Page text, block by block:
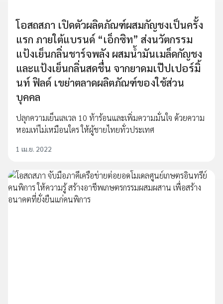
โอสถสภา เปิดตัวผลิตภัณฑ์ผสมกัญชงเป็นครั้ง
แรก ภายใต้แบรนด์ “เอ็กซิท” ส่งนวัตกรรม
แป้งเย็นกลิ่นชาร์จพลัง ผสมน้ำมันเมล็ดกัญชง
และแป้งเย็นกลิ่นสดชื่น จากยาดมเป๊ปเปอร์มิ้
นท์ ฟิลด์ เขย่าตลาดผลิตภัณฑ์ของใช้ส่วน
บุคคล
ปลุกความเย็นเลเวล 10 ท้าร้อนและเพิ่มความมั่นใจ ด้วยความ
หอมเท่ไม่เหมือนใคร ให้ผู้ชายไทยทั่วประเทศ
1 เม.ย. 2022